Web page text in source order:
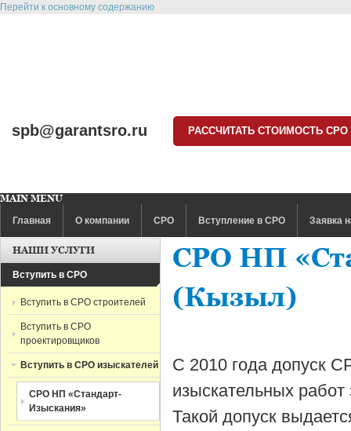
Перейти к основному содержанию
spb@garantsro.ru РАССЧИТАТЬ СТОИМОСТЬ СРО
MAIN MENU
Главная
О компании СРО Вступление в СРО Заявка
СРО НП
(Кызыл)
С 2010 года допуск
изыскательных
Такой допуск
НАШИ УСЛУГИ
Вступить в СРО
Вступить в СРО строителей
Вступить в СРО
проектировщиков
Вступить в СРО изыскателей
СРО НП «Стандарт-
Изыскания»